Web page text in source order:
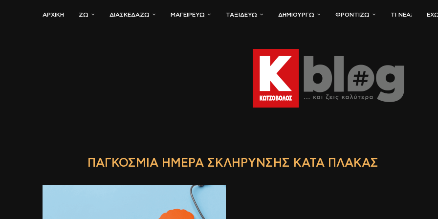
ΑΡΧΙΚΗ ΖΏ ΔΙΑΣΚΕΔΆΖΩ ΜΑΓΕΙΡΕΎΩ ΤΑΞΙΔΕΎΩ ΔΗΜΙΟΥΡΓΏ ΦΡΟΝΤΊΖΩ ΤΙ ΝΈΑ;
ΠΑΓΚΌΣΜΙΑ ΗΜΈΡΑ ΣΚΛΉΡΥΝΣΗΣ ΚΑΤΆ ΠΛΆΚΑΣ